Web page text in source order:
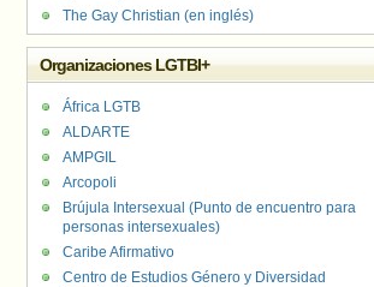
The Gay Christian (en inglés)
Organizaciones LGTBI+
África LGTB
ALDARTE
AMPGIL
Arcopoli
Brújula Intersexual (Punto de encuentro para
personas intersexuales)
Caribe Afirmativo
Centro de Estudios Género y Diversidad